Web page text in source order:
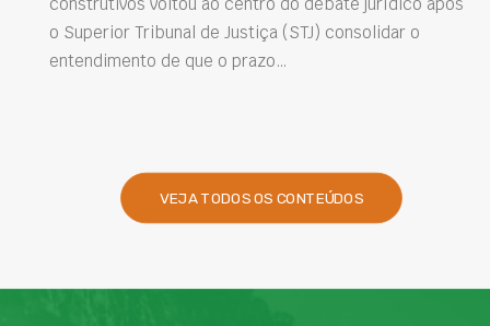
de Justiça (STJ) consolidar o
o prazo…
Projetar estruturas
intervenções de
VEJA TODOS OS CONTEÚDOS